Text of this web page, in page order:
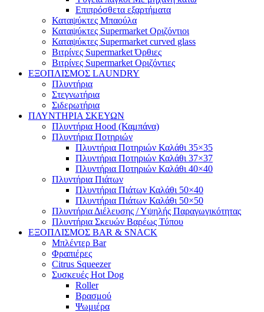
Επιπρόσθετα εξαρτήματα
Καταψύκτες Μπαούλα
Καταψύκτες Supermarket Οριζόντιοι
Καταψύκτες Supermarket curved glass
Βιτρίνες Supermarket Όρθιες
Βιτρίνες Supermarket Οριζόντιες
ΕΞΟΠΛΙΣΜΟΣ LAUNDRY
Πλυντήρια
Στεγνωτήρια
Σιδερωτήρια
ΠΛΥΝΤΗΡΙΑ ΣΚΕΥΩΝ
Πλυντήρια Hood (Καμπάνα)
Πλυντήρια Ποτηριών
Πλυντήρια Ποτηριών Καλάθι 35×35
Πλυντήρια Ποτηριών Καλάθι 37×37
Πλυντήρια Ποτηριών Καλάθι 40×40
Πλυντήρια Πιάτων
Πλυντήρια Πιάτων Καλάθι 50×40
Πλυντήρια Πιάτων Καλάθι 50×50
Πλυντήρια Διέλευσης / Υψηλής Παραγωγικότητας
Πλυντήρια Σκευών Βαρέως Τύπου
ΕΞΟΠΛΙΣΜΟΣ BAR & SNACK
Μπλέντερ Bar
Φραπιέρες
Citrus Squeezer
Συσκευές Hot Dog
Roller
Βρασμού
Ψωμιέρα